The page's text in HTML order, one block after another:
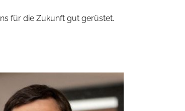
für die Zukunft gut gerüstet.